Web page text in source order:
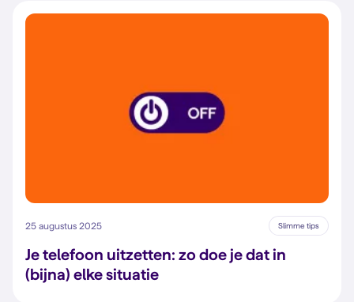
25 augustus 2025 Slimme tips
Je telefoon uitzetten: zo doe je dat in
(bijna) elke situatie